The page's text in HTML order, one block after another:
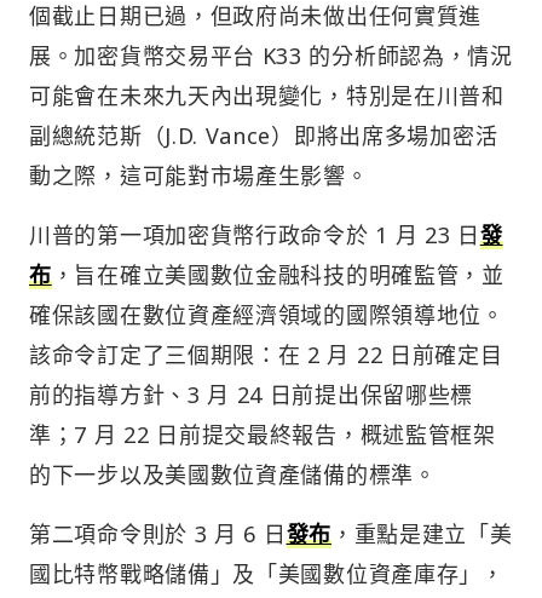
個截止日期已過，但政府尚未做出任何實質進
展。加密貨幣交易平台 K33 的分析師認為，情況
可能會在未來九天內出現變化，特別是在川普和
副總統范斯（J.D. Vance）即將出席多場加密活
動之際，這可能對市場產生影響。
川普的第一項加密貨幣行政命令於 1 月 23 日發
布，旨在確立美國數位金融科技的明確監管，並
確保該國在數位資產經濟領域的國際領導地位。
該命令訂定了三個期限：在 2 月 22 日前確定目
前的指導方針、3 月 24 日前提出保留哪些標
準；7 月 22 日前提交最終報告，概述監管框架
的下一步以及美國數位資產儲備的標準。
第二項命令則於 3 月 6 日發布，重點是建立「美
國比特幣戰略儲備」及「美國數位資產庫存」，